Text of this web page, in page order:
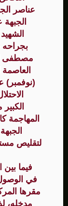
عناصر
مصطفى
المهاجمة
لتقليص
فيما
في الوصول
مقرها
مدخله،